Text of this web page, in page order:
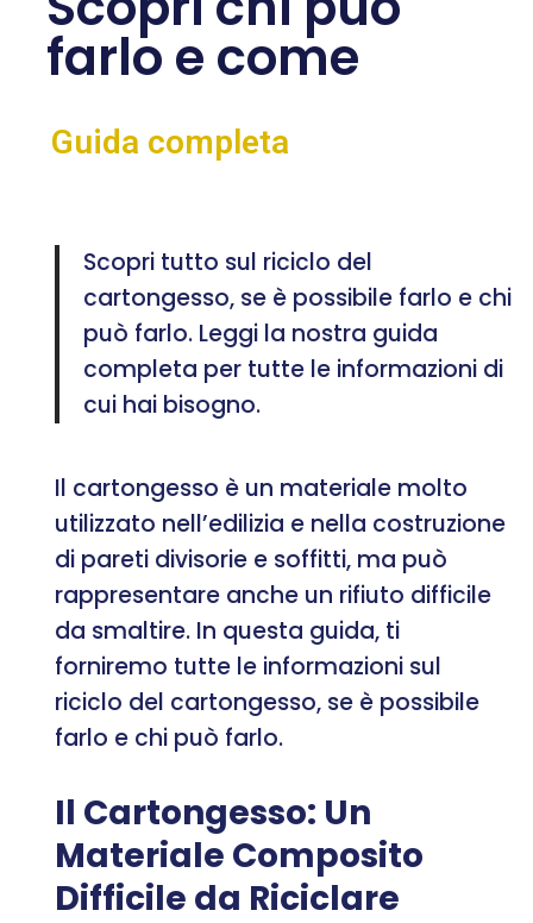
farlo e come
Guida completa
Scopri tutto sul riciclo del
cartongesso, se è possibile farlo e chi
può farlo. Leggi la nostra guida
completa per tutte le informazioni di
cui hai bisogno.
Il cartongesso è un materiale molto
utilizzato nell’edilizia e nella costruzione
di pareti divisorie e soffitti, ma può
rappresentare anche un rifiuto difficile
da smaltire. In questa guida, ti
forniremo tutte le informazioni sul
riciclo del cartongesso, se è possibile
farlo e chi può farlo.
Il Cartongesso: Un
Materiale Composito
Difficile da Riciclare